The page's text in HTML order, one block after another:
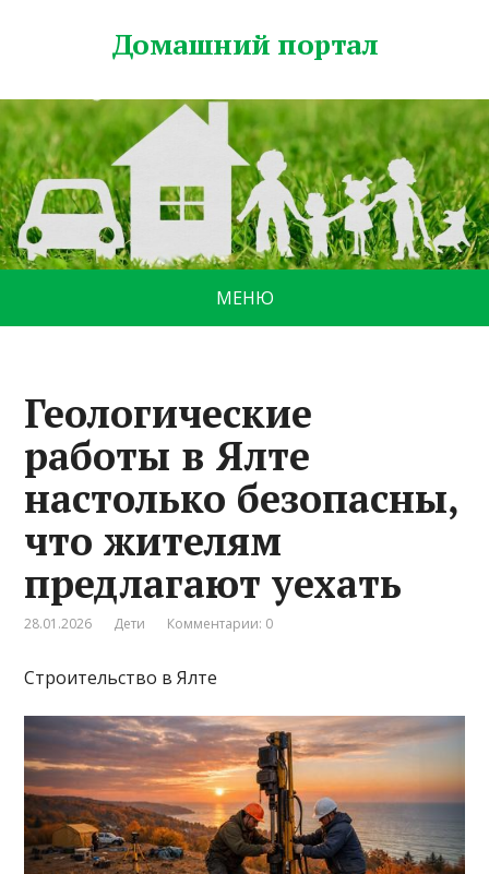
Домашний портал
МЕНЮ
Геологические
работы в Ялте
настолько безопасны,
что жителям
предлагают уехать
28.01.2026 Дети Комментарии: 0
Строительство в Ялте